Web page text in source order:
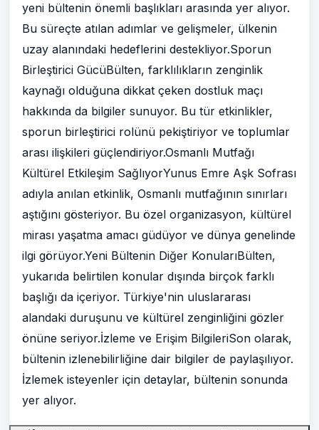
yeni bültenin önemli başlıkları arasında yer alıyor.
Bu süreçte atılan adımlar ve gelişmeler, ülkenin
uzay alanındaki hedeflerini destekliyor.Sporun
Birleştirici GücüBülten, farklılıkların zenginlik
kaynağı olduğuna dikkat çeken dostluk maçı
hakkında da bilgiler sunuyor. Bu tür etkinlikler,
sporun birleştirici rolünü pekiştiriyor ve toplumlar
arası ilişkileri güçlendiriyor.Osmanlı Mutfağı
Kültürel Etkileşim SağlıyorYunus Emre Aşk Sofrası
adıyla anılan etkinlik, Osmanlı mutfağının sınırları
aştığını gösteriyor. Bu özel organizasyon, kültürel
mirası yaşatma amacı güdüyor ve dünya genelinde
ilgi görüyor.Yeni Bültenin Diğer KonularıBülten,
yukarıda belirtilen konular dışında birçok farklı
başlığı da içeriyor. Türkiye'nin uluslararası
alandaki duruşunu ve kültürel zenginliğini gözler
önüne seriyor.İzleme ve Erişim BilgileriSon olarak,
bültenin izlenebilirliğine dair bilgiler de paylaşılıyor.
İzlemek isteyenler için detaylar, bültenin sonunda
yer alıyor.